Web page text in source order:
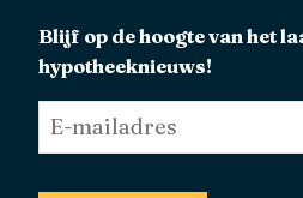
Blijf op de hoogte van het
hypotheeknieuws!
E-
mailadres *